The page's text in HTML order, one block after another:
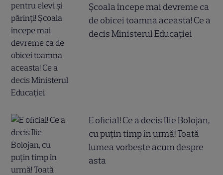
Școala începe mai devreme ca
de obicei toamna aceasta! Ce a
decis Ministerul Educației
E oficial! Ce a decis Ilie Bolojan,
cu puțin timp în urmă! Toată
lumea vorbește acum despre
asta